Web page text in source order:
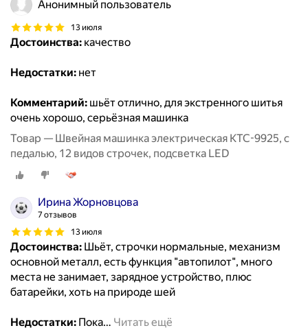
Анонимный пользователь
13 июля
Достоинства: качество
Недостатки: нет
Комментарий: шьёт отлично, для экстренного шитья
очень хорошо, серьёзная машинка
Товар — Швейная машинка электрическая KTC-9925, с
педалью, 12 видов строчек, подсветка LED
Ирина Жорновцова
7 отзывов
13 июля
Достоинства: Шьёт, строчки нормальные, механизм
основной металл, есть функция "автопилот", много
места не занимает, зарядное устройство, плюс
батарейки, хоть на природе шей
Недостатки: Пока… Читать ещё